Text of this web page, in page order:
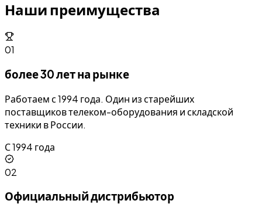
Наши преимущества
01
более 30 лет на рынке
Работаем с 1994 года. Один из старейших
поставщиков телеком-оборудования и складской
техники в России.
С 1994 года
02
Официальный дистрибьютор